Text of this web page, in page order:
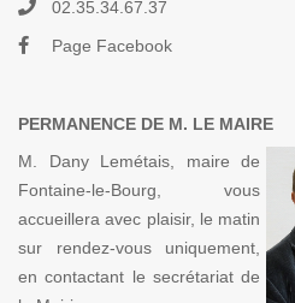
02.35.34.67.37
Page Facebook
PERMANENCE DE M. LE MAIRE
M. Dany Lemétais, maire de
Fontaine-le-Bourg, vous
accueillera avec plaisir, le matin
sur rendez-vous uniquement,
en contactant le secrétariat de